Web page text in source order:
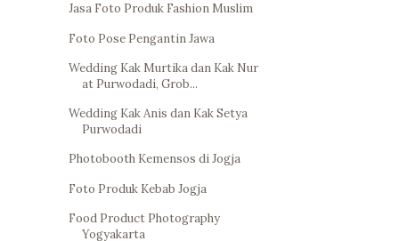
Jasa Foto Produk Fashion Muslim
Foto Pose Pengantin Jawa
Wedding Kak Murtika dan Kak Nur
at Purwodadi, Grob...
Wedding Kak Anis dan Kak Setya
Purwodadi
Photobooth Kemensos di Jogja
Foto Produk Kebab Jogja
Food Product Photography
Yogyakarta